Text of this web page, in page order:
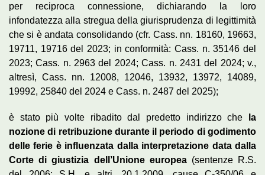
per reciproca connessione, dichiarando la loro
infondatezza alla stregua della giurisprudenza di legittimità
che si è andata consolidando (cfr. Cass. nn. 18160, 19663,
19711, 19716 del 2023; in conformità: Cass. n. 35146 del
2023; Cass. n. 2963 del 2024; Cass. n. 2431 del 2024; v.,
altresì, Cass. nn. 12008, 12046, 13932, 13972, 14089,
19992, 25840 del 2024 e Cass. n. 2487 del 2025);
è stato più volte ribadito dal predetto indirizzo che
la
nozione di retribuzione durante il periodo di godimento
delle ferie è influenzata dalla interpretazione data dalla
Corte di giustizia dell’Unione europea(sentenze R.S.